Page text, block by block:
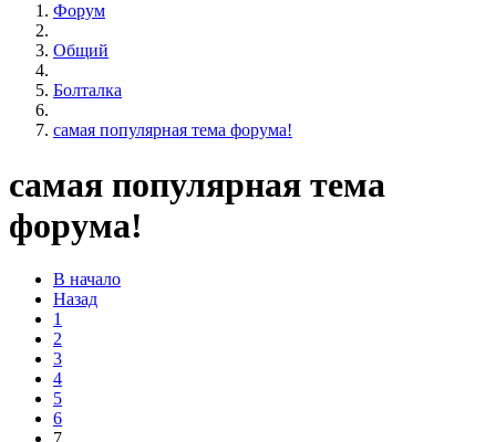
Форум
Общий
Болталка
самая популярная тема форума!
самая популярная тема
форума!
В начало
Назад
1
2
3
4
5
6